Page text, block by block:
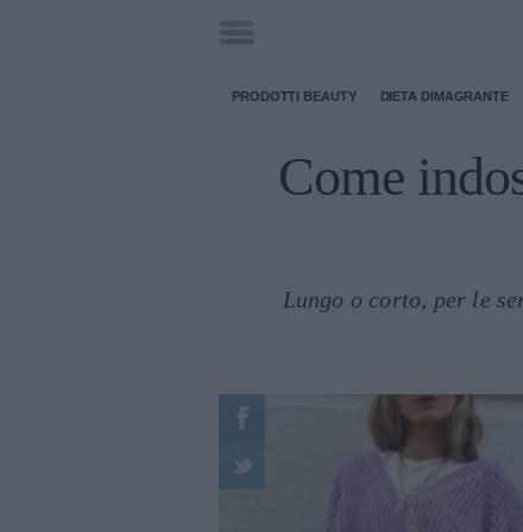
PRODOTTI BEAUTY DIETA DIMAGRANTE
Come
Lungo o corto, per le